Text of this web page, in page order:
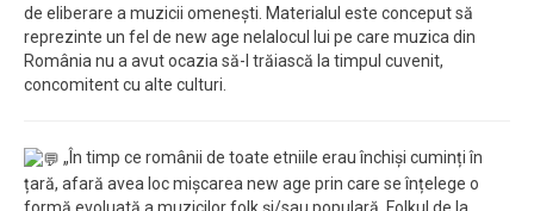
de eliberare a muzicii omenești. Materialul este conceput să
reprezinte un fel de new age nelalocul lui pe care muzica din
România nu a avut ocazia să-l trăiască la timpul cuvenit,
concomitent cu alte culturi.
„În timp ce românii de toate etniile erau închiși cuminți în
țară, afară avea loc mișcarea new age prin care se înțelege o
formă evoluată a muzicilor folk și/sau populară. Folkul de la